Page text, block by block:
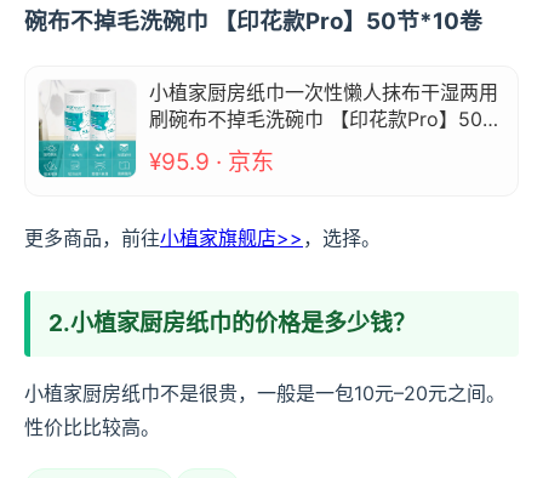
碗布不掉毛洗碗巾 【印花款Pro】50节*10卷
小植家厨房纸巾一次性懒人抹布干湿两用
刷碗布不掉毛洗碗巾 【印花款Pro】50节
¥95.9 · 京东
更多商品，前往小植家旗舰店>> ，选择。
2.小植家厨房纸巾的价格是多少钱？
小植家厨房纸巾不是很贵，一般是一包10元–20元之间。
性价比比较高。